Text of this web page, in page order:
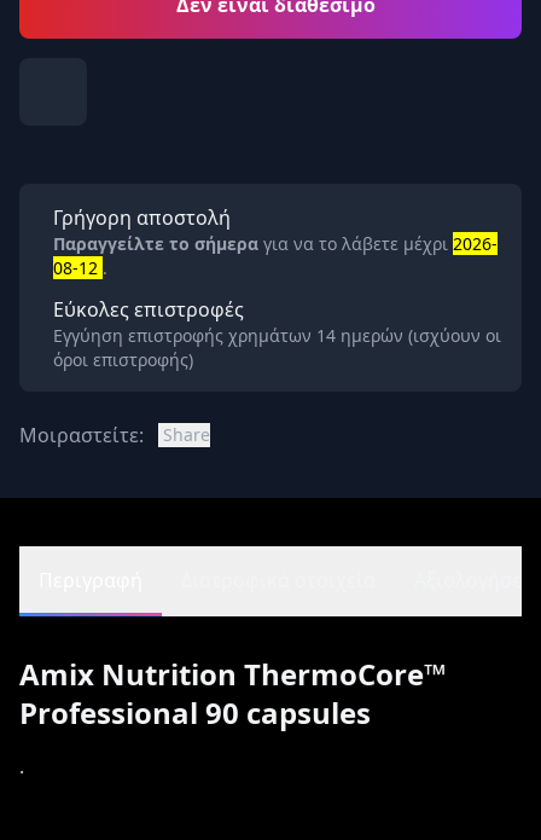
Γρήγορη αποστολή
Παραγγείλτε το σήμερα για να το λάβετε μέχρι 2026-
08-12 .
Εύκολες επιστροφές
Εγγύηση επιστροφής χρημάτων 14 ημερών (ισχύουν οι
όροι επιστροφής)
Μοιραστείτε: Share
Amix Nutrition ThermoCore™
Professional 90 capsules
.